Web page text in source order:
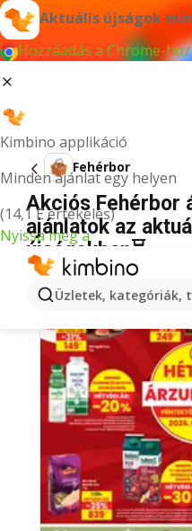
Aktuális újságok
Hozzáadás a Chrome-hoz
Kimbino applikáció
Minden ajánlat egy helyen
(14,1 E értékelés)
Nyissa meg a
Üzletek, kategóriák,
Fehérbor
Akciós Fehérbor
ajánlatok az
újságokban⏳